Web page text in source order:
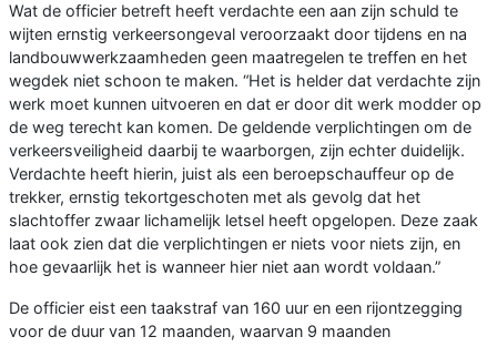
Wat de officier betreft heeft verdachte een aan zijn schuld te
wijten ernstig verkeersongeval veroorzaakt door tijdens en na
landbouwwerkzaamheden geen maatregelen te treffen en het
wegdek niet schoon te maken. “Het is helder dat verdachte zijn
werk moet kunnen uitvoeren en dat er door dit werk modder op
de weg terecht kan komen. De geldende verplichtingen om de
verkeersveiligheid daarbij te waarborgen, zijn echter duidelijk.
Verdachte heeft hierin, juist als een beroepschauffeur op de
trekker, ernstig tekortgeschoten met als gevolg dat het
slachtoffer zwaar lichamelijk letsel heeft opgelopen. Deze zaak
laat ook zien dat die verplichtingen er niets voor niets zijn, en
hoe gevaarlijk het is wanneer hier niet aan wordt voldaan.”
De officier eist een taakstraf van 160 uur en een rijontzegging
voor de duur van 12 maanden, waarvan 9 maanden